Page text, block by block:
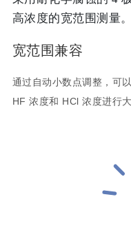
高浓度的宽范围测量。
宽范围兼容
通过自动小数点调整，可
HF 浓度和 HCl 浓度进行大